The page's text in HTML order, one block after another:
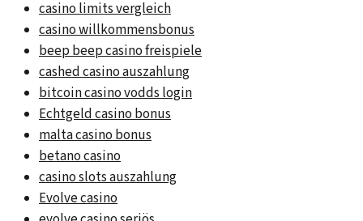
casino limits vergleich
casino willkommensbonus
beep beep casino freispiele
cashed casino auszahlung
bitcoin casino vodds login
Echtgeld casino bonus
malta casino bonus
betano casino
casino slots auszahlung
Evolve casino